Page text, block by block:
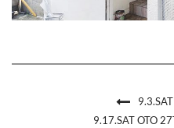
9.17.SAT OTO